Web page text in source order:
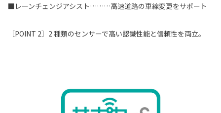
■レーンチェンジアシスト………高速道路の車線変更をサポート
［POINT 2］2 種類のセンサーで高い認識性能と信頼性を両立。